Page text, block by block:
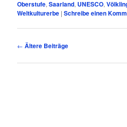
11.08.26– Einschulungsfeier (9.30 Uhr)